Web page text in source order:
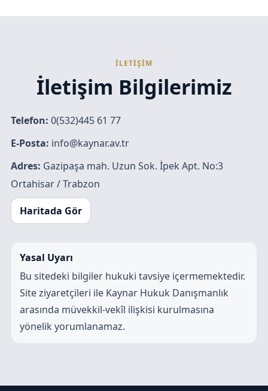
İLETİŞİM
İletişim Bilgilerimiz
Telefon: 0(532)445 61 77
E-Posta: info@kaynar.av.tr
Adres: Gazipaşa mah. Uzun Sok. İpek Apt. No:3
Ortahisar / Trabzon
Haritada Gör
Yasal Uyarı
Bu sitedeki bilgiler hukuki tavsiye içermemektedir.
Site ziyaretçileri ile Kaynar Hukuk Danışmanlık
arasında müvekkil-vekîl ilişkisi kurulmasına
yönelik yorumlanamaz.